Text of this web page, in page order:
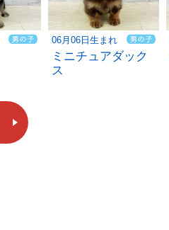
06月06日生まれ
ミニチュアダック
ス